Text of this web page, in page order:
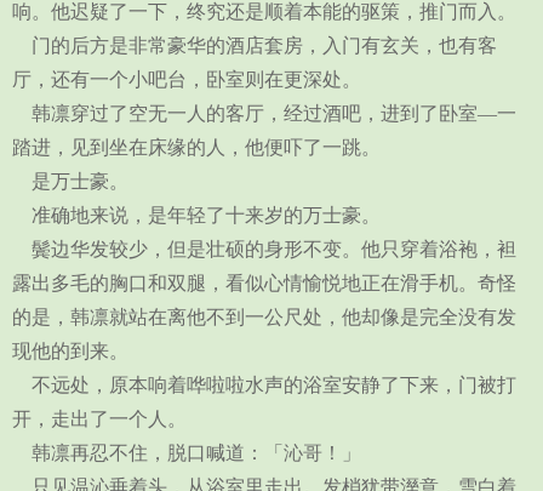
响。他迟疑了一下，终究还是顺着本能的驱策，推门而入。
门的后方是非常豪华的酒店套房，入门有玄关，也有客
厅，还有一个小吧台，卧室则在更深处。
韩凛穿过了空无一人的客厅，经过酒吧，进到了卧室—一
踏进，见到坐在床缘的人，他便吓了一跳。
是万士豪。
准确地来说，是年轻了十来岁的万士豪。
鬓边华发较少，但是壮硕的身形不变。他只穿着浴袍，袒
露出多毛的胸口和双腿，看似心情愉悦地正在滑手机。奇怪
的是，韩凛就站在离他不到一公尺处，他却像是完全没有发
现他的到来。
不远处，原本响着哗啦啦水声的浴室安静了下来，门被打
开，走出了一个人。
韩凛再忍不住，脱口喊道：「沁哥！」
只见温沁垂着头，从浴室里走出。发梢犹带溼意，雪白着